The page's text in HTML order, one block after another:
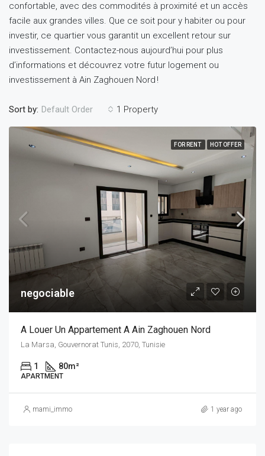
confortable, avec des commodités à proximité et un accès
facile aux grandes villes. Que ce soit pour y habiter ou pour
investir, ce quartier vous garantit un excellent retour sur
investissement. Contactez-nous aujourd’hui pour plus
d’informations et découvrez votre futur logement ou
investissement à Ain Zaghouen Nord !
1 Property
Sort by: Default Order
FOR RENT HOT OFFER
negociable
A Louer Un Appartement A Ain Zaghouen Nord
La Marsa, Gouvernorat Tunis, 2070, Tunisie
1 80m²
APARTMENT
mami_immo 1 year ago